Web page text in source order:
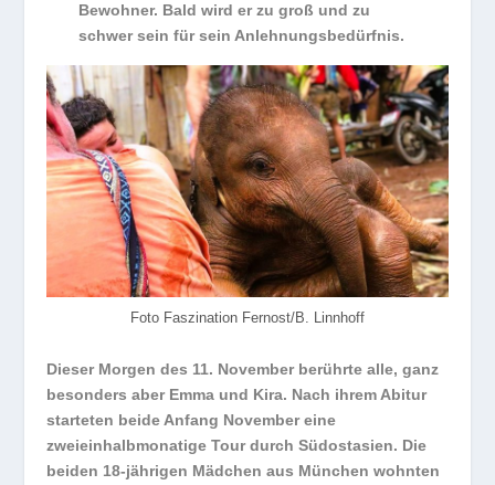
Bewohner. Bald wird er zu groß und zu
schwer sein für sein Anlehnungsbedürfnis.
Foto Faszination Fernost/B. Linnhoff
Dieser Morgen des 11. November berührte alle, ganz
besonders aber Emma und Kira. Nach ihrem Abitur
starteten beide Anfang November eine
zweieinhalbmonatige Tour durch Südostasien. Die
beiden 18-jährigen Mädchen aus München wohnten